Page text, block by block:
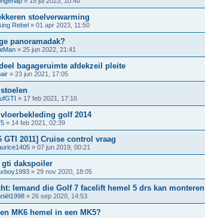
stoelverwarming
Rebel » 01 apr 2023, 11:50
panoramadak?
» 25 jun 2022, 21:41
bagageruimte afdekzeil pleite
» 23 jun 2021, 17:05
» 17 feb 2021, 17:16
golf 2014
» 14 feb 2021, 02:39
GTI 2011] Cruise control vraag
» 07 jun 2019, 00:21
gti dakspoiler
» 29 nov 2020, 18:05
Iemand die Golf 7 facelift hemel 5 drs kan monteren
» 26 sep 2020, 14:53
MK6 hemel in een MK5?